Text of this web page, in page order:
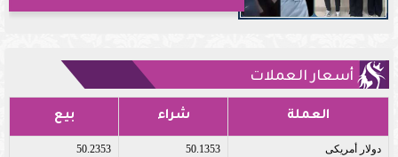
أسعار العملات
العملة شراء بيع
دولار أمريكى 50.1353
50.2353